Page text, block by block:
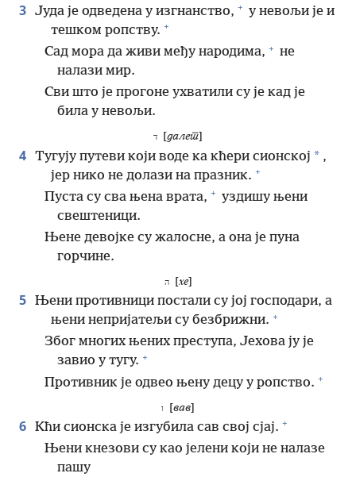
3 Јуда је одведена у изгнанство, + у невољи је и
тешком ропству. +
Сад мора да живи међу народима, + не
налази мир.
Сви што је прогоне ухватили су је кад је
била у невољи.
ד далет
4 Тугују путеви који воде ка кћери сионској * ,
јер нико не долази на празник. +
Пуста су сва њена врата, + уздишу њени
свештеници.
Њене девојке су жалосне, а она је пуна
горчине.
ה[ хе]
5 Њени противници постали су јој господари, а
њени непријатељи су безбрижни. +
Због многих њених преступа, Јехова ју је
завио у тугу. +
Противник је одвео њену децу у ропство. +
ו [вав]
6 Кћи сионска је изгубила сав свој сјај. +
Њени кнезови су као јелени који не налазе
пашу